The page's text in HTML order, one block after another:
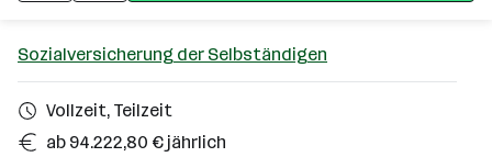
Sozialversicherung der Selbständigen
Vollzeit, Teilzeit
ab 94.222,80 € jährlich